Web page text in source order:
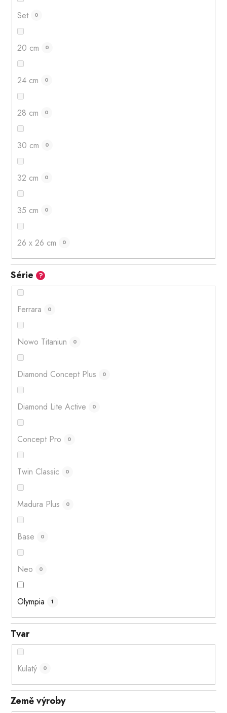
Set 0
20 cm 0
24 cm 0
28 cm 0
30 cm 0
32 cm 0
35 cm 0
26 x 26 cm 0
Série ?
Ferrara 0
Nowo Titaniun 0
Diamond Concept Plus 0
Diamond Lite Active 0
Concept Pro 0
Twin Classic 0
Madura Plus 0
Base 0
Neo 0
Olympia 1
Tvar
Kulatý 0
Země výroby